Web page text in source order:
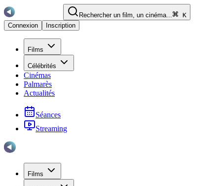
Rechercher un film, un cinéma...
K
Connexion
Inscription
Films
Célébrités
Cinémas
Palmarès
Actualités
Séances
Streaming
Films